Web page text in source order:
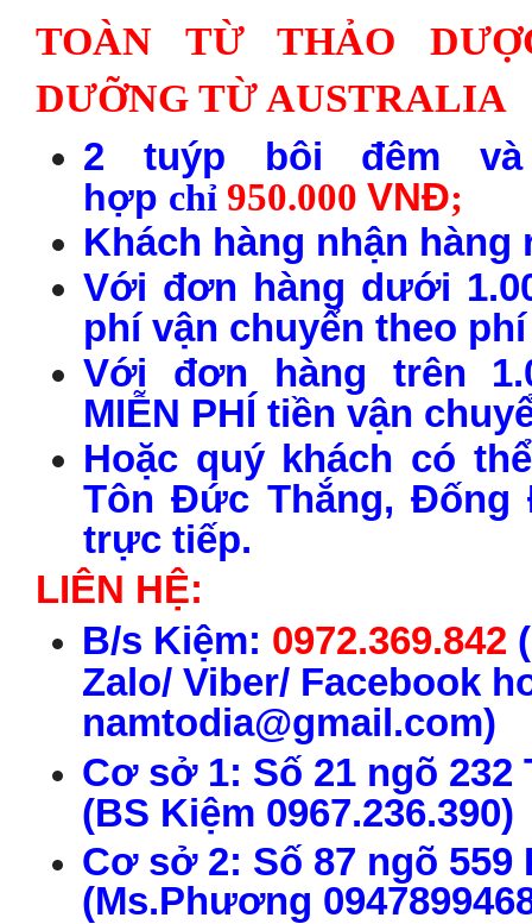
TOÀN TỪ THẢO
DƯỠNG TỪ AUSTRALIA
2 tuýp bôi đêm v
hợp chỉ 950.000 VNĐ;
Khách hàng nhận hàng
Với đơn hàng dưới
phí vận chuyển theo
Với đơn hàng trên
MIỄN PHÍ tiền vận
Hoặc quý khách có
Tôn Đức Thắng,
trực tiếp.
LIÊN HỆ:
B/s Kiệm: 0972.369.842 (
Zalo/ Viber/ Facebook
namtodia@gmail.com)
Cơ sở 1: Số 21 ngõ
(BS Kiệm 0967.236.390)
Cơ sở 2: Số 87 ngõ 559
(Ms.Phương